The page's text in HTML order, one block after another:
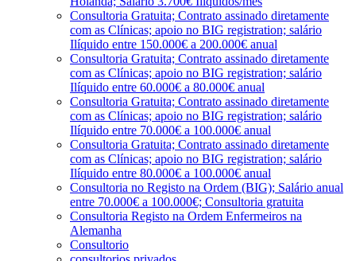
Consultoria Gratuita; Contrato assinado diretamente
com as Clínicas; apoio no BIG registration; salário
Ilíquido entre 150.000€ a 200.000€ anual
Consultoria Gratuita; Contrato assinado diretamente
com as Clínicas; apoio no BIG registration; salário
Ilíquido entre 60.000€ a 80.000€ anual
Consultoria Gratuita; Contrato assinado diretamente
com as Clínicas; apoio no BIG registration; salário
Ilíquido entre 70.000€ a 100.000€ anual
Consultoria Gratuita; Contrato assinado diretamente
com as Clínicas; apoio no BIG registration; salário
Ilíquido entre 80.000€ a 100.000€ anual
Consultoria no Registo na Ordem (BIG); Salário anual
entre 70.000€ a 100.000€; Consultoria gratuita
Consultoria Registo na Ordem Enfermeiros na
Alemanha
Consultorio